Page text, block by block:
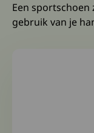
Een
gebruik van je